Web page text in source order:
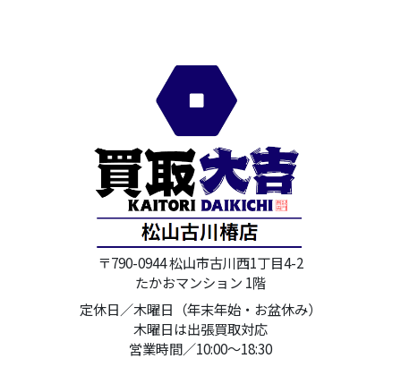
〒790-0944 松山市古川西1丁目4-2
たかおマンション 1階
定休日／木曜日（年末年始・お盆休み）
木曜日は出張買取対応
営業時間／10:00～18:30